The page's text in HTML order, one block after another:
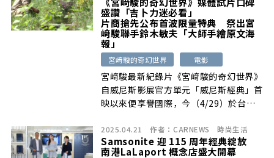
盛讚「吉卜力迷必看」
片商搶先公布首波限量特典 祭出宮
﨑駿聯手鈴木敏夫「大師手繪原文海
報」
宮﨑駿的奇幻世界 電影
宮﨑駿最新紀錄片《宮﨑駿的奇幻世界》
自威尼斯影展官方單元「威尼斯經典」首
映以來便享譽國際，今（4/29）於台北
2025.04.21 作者： CARNEWS 時尚生活
Samsonite 迎 115 周年經典綻放
南港LaLaport 概念店盛大開幕